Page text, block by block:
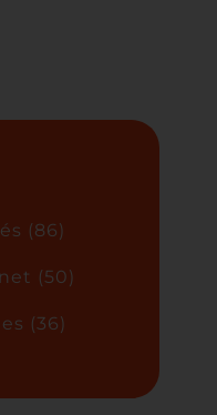
(86)
(50)
(36)